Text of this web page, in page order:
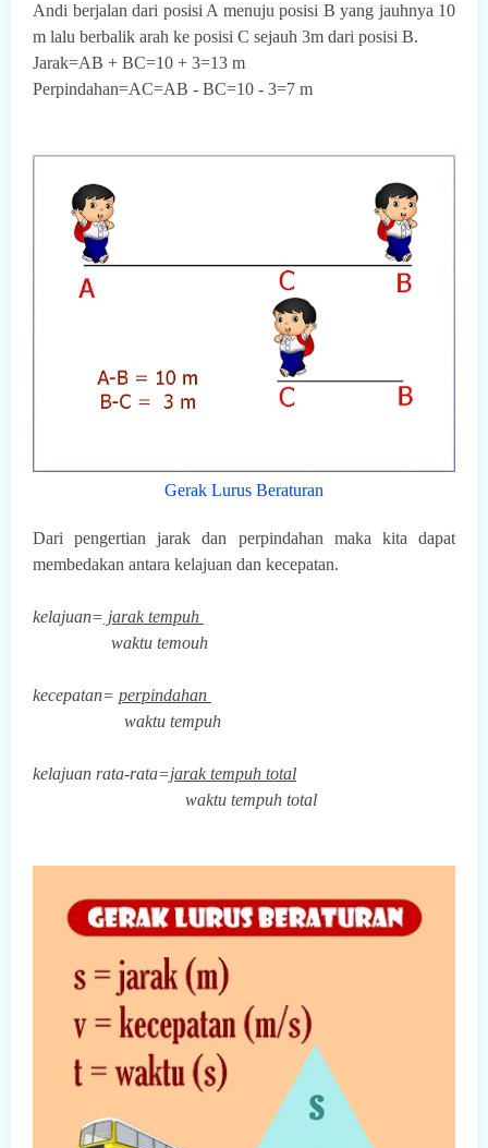
Andi berjalan dari posisi A menuju posisi B yang jauhnya 10
m lalu berbalik arah ke posisi C sejauh 3m dari posisi B.
Jarak=AB + BC=10 + 3=13 m
Perpindahan=AC=AB - BC=10 - 3=7 m
Gerak Lurus Beraturan
Dari pengertian jarak dan perpindahan maka kita dapat
membedakan antara kelajuan dan kecepatan.
kelajuan= jarak tempuh
waktu temouh
kecepatan= perpindahan
waktu tempuh
kelajuan rata-rata=jarak tempuh total
waktu tempuh total